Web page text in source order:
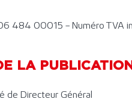
484 00015 – Numéro TVA
LA
de Directeur Général